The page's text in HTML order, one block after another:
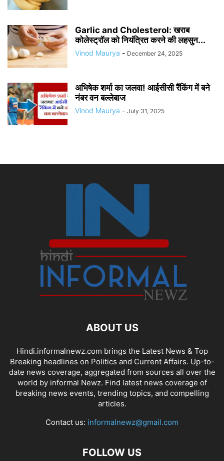
Garlic and Cholesterol: खराब
कोलेस्ट्रॉल को नियंत्रित करने की लहसुन...
Vinod Maurya - December 24, 2025
​अभिषेक शर्मा का जलवा! आईसीसी रैंकिंग में बने
नंबर वन बल्लेबाज
Vinod Maurya - July 31, 2025
ABOUT US
Hindi.informalnewz.com brings the Latest News & Top
Breaking headlines on Politics and Current Affairs. Up-to-
date news coverage, aggregated from sources all over the
world by informal Newz. Find latest news coverage of
breaking news events, trending topics, and compelling
articles.
Contact us: informalnewz@gmail.com
FOLLOW US